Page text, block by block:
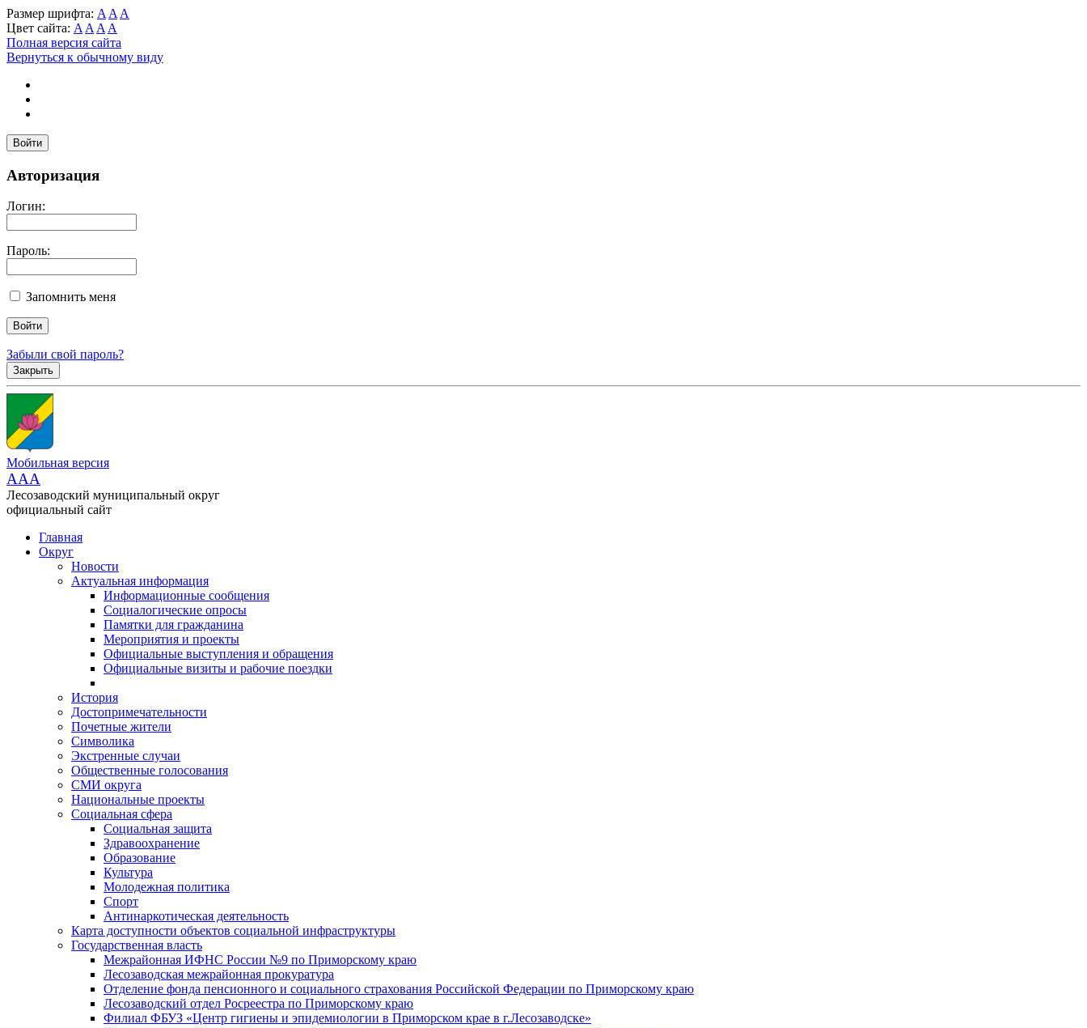
Размер шрифта: A A A
Цвет сайта: A A A A
Полная версия сайта
Вернуться к обычному виду
Войти
Авторизация
Логин:
Пароль:
Запомнить меня
Забыли свой пароль?
Закрыть
Мобильная версия
AAA
Лесозаводский муниципальный округ
официальный сайт
Главная
Округ
Новости
Актуальная информация
Информационные сообщения
Социалогические опросы
Памятки для гражданина
Мероприятия и проекты
Официальные выступления и обращения
Официальные визиты и рабочие поездки
История
Достопримечательности
Почетные жители
Символика
Экстренные случаи
Общественные голосования
СМИ округа
Национальные проекты
Социальная сфера
Социальная защита
Здравоохранение
Образование
Культура
Молодежная политика
Спорт
Антинаркотическая деятельность
Карта доступности объектов социальной инфраструктуры
Государственная власть
Межрайонная ИФНС России №9 по Приморскому краю
Лесозаводская межрайонная прокуратура
Отделение фонда пенсионного и социального страхования Российской Федерации по Приморскому краю
Лесозаводский отдел Росреестра по Приморскому краю
Филиал ФБУЗ «Центр гигиены и эпидемиологии в Приморском крае в г.Лесозаводске»